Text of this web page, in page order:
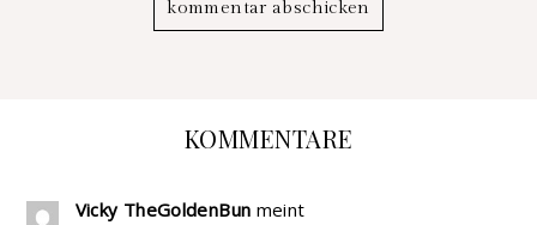
KOMMENTARE
Vicky TheGoldenBun meint